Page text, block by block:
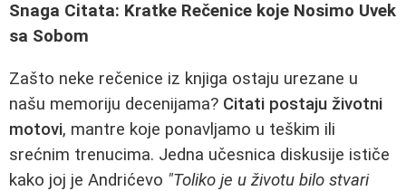
Snaga Citata: Kratke Rečenice koje Nosimo Uvek
sa Sobom
Zašto neke rečenice iz knjiga ostaju urezane u
našu memoriju decenijama? Citati postaju životni
motovi, mantre koje ponavljamo u teškim ili
srećnim trenucima. Jedna učesnica diskusije ističe
kako joj je Andrićevo "Toliko je u životu bilo stvari